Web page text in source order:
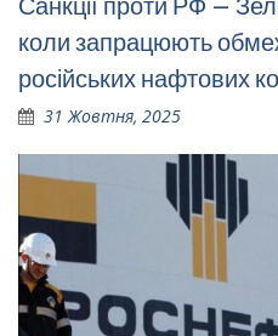
коли запрацюють
російських нафтових
31 Жовтня, 2025